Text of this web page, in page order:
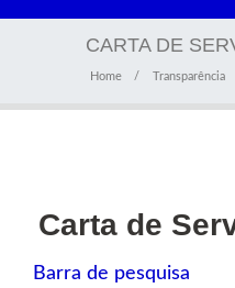
CARTA DE
Home Transparência
Carta de
Barra de pesquisa